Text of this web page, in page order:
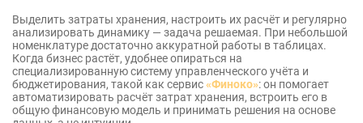
Выделить затраты хранения, настроить их расчёт и регулярно
анализировать динамику — задача решаемая. При небольшой
номенклатуре достаточно аккуратной работы в таблицах.
Когда бизнес растёт, удобнее опираться на
специализированную систему управленческого учёта и
бюджетирования, такой как сервис«Финоко»: он помогает
автоматизировать расчёт затрат хранения, встроить его в
общую финансовую модель и принимать решения на основе